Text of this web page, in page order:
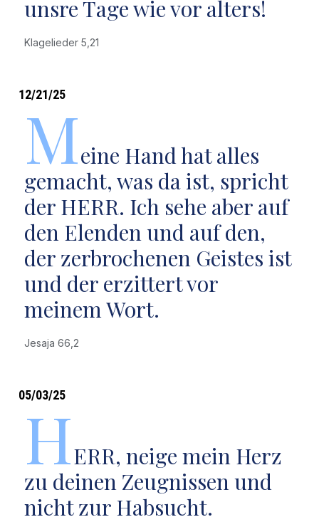
unsre Tage wie vor alters!
Klagelieder 5,21
12/21/25
Meine Hand hat alles
gemacht, was da ist, spricht
der HERR. Ich sehe aber auf
den Elenden und auf den,
der zerbrochenen Geistes ist
und der erzittert vor
meinem Wort.
Jesaja 66,2
05/03/25
HERR, neige mein Herz
zu deinen Zeugnissen und
nicht zur Habsucht.